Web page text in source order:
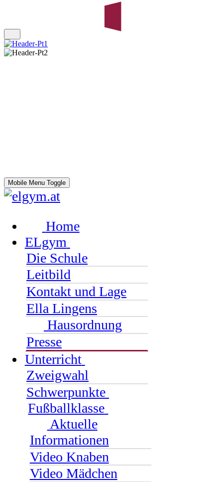
Mobile Menu Toggle
Home
ELgym
Die Schule
Leitbild
Kontakt und Lage
Ella Lingens
Hausordnung
Presse
Unterricht
Zweigwahl
Schwerpunkte
Fußballklasse
Aktuelle
Informationen
Video Knaben
Video Mädchen